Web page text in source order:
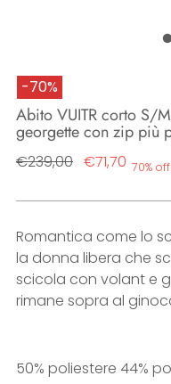
-70%
Abito VUITR corto S/
georgette con zip più
Regular
€239,00 €71,70 70% off
Romantica come lo
la donna libera che
scicola con volant e
rimane sopra al
50% poliestere 44%